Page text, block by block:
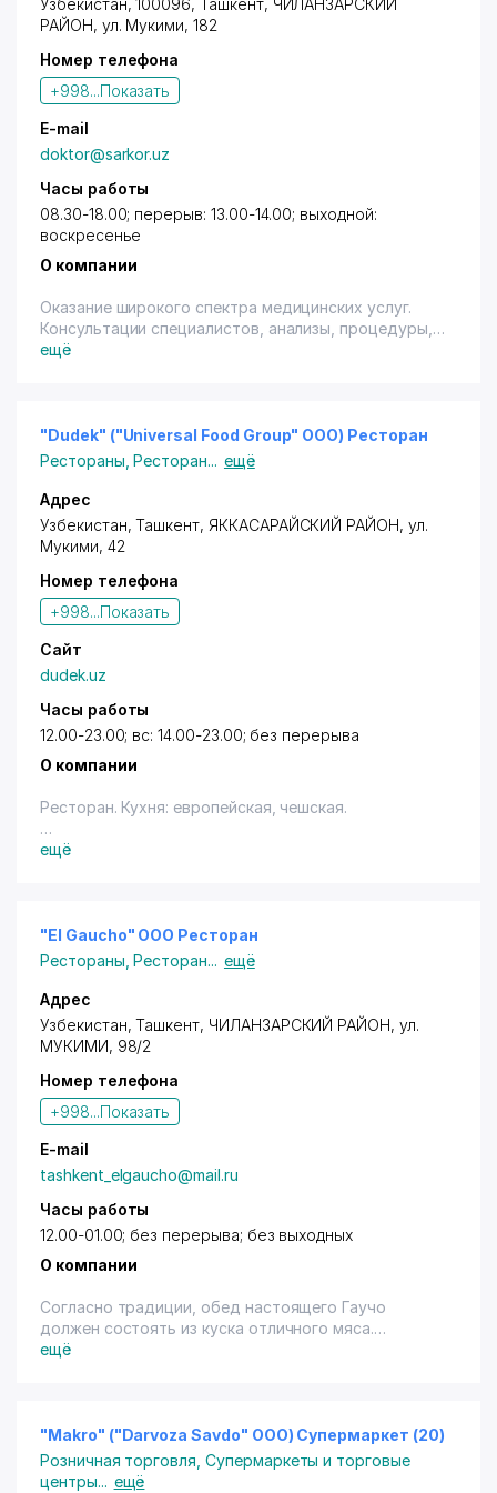
Узбекистан, 100096, Ташкент, ЧИЛАНЗАРСКИЙ
РАЙОН, ул. Мукими, 182
Номер телефона
+998...Показать
E-mail
doktor@sarkor.uz
Часы работы
08.30-18.00; перерыв: 13.00-14.00; выходной:
воскресенье
О компании
Оказание широкого спектра медицинских услуг.
Консультации специалистов, анализы, процедуры,
узи, вызов врача на дом. Круглосуточная «скорая
ещё
"Dudek" ("Universal Food Group" ООО) Ресторан
Рестораны ,Ресторан... ещё
Адрес
Узбекистан,Ташкент, ЯККАСАРАЙСКИЙ РАЙОН, ул.
Мукими, 42
Номер телефона
+998...Показать
Сайт
dudek.uz
Часы работы
12.00-23.00; вс: 14.00-23.00; без перерыва
О компании
Ресторан. Кухня: европейская, чешская.
Владельцам дисконтных карт с логотипом "Город
заказа блюд и напитков.
ещё
"El Gaucho" OOO Ресторан
Рестораны ,Ресторан... ещё
Адрес
Узбекистан,Ташкент, ЧИЛАНЗАРСКИЙ РАЙОН, ул.
МУКИМИ, 98/2
Номер телефона
+998...Показать
E-mail
tashkent_elgaucho@mail.ru
Часы работы
12.00-01.00; без перерыва; без выходных
О компании
Согласно традиции, обед настоящего Гаучо
должен состоять из куска отличного мяса.
за процессом приготовления. Изумительные
Аргентинские колбаски, нежное и сочное мясо
разбудят аппетит, а ароматное вино восстановит
ещё
"Makro" ("Darvoza Savdo" ООО) Супермаркет (20)
Розничная торговля ,Супермаркеты и торговые
центры... ещё